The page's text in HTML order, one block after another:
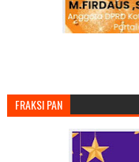
FRAKSI PAN